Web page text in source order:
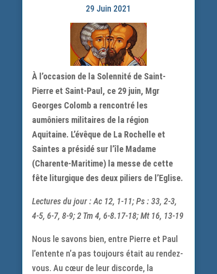
29 Juin 2021
À l’occasion de la Solennité de Saint-
Pierre et Saint-Paul, ce 29 juin, Mgr
Georges Colomb a rencontré les
aumôniers militaires de la région
Aquitaine. L’évêque de La Rochelle et
Saintes a présidé sur l’île Madame
(Charente-Maritime) la messe de cette
fête liturgique des deux piliers de l’Eglise.
Lectures du jour : Ac 12, 1-11; Ps : 33, 2-3,
4-5, 6-7, 8-9; 2 Tm 4, 6-8.17-18; Mt 16, 13-19
Nous le savons bien, entre Pierre et Paul
l’entente n’a pas toujours était au rendez-
vous. Au cœur de leur discorde, la